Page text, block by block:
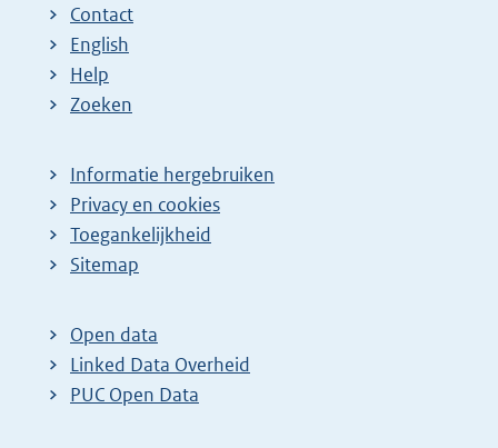
Contact
English
Help
Zoeken
Informatie hergebruiken
Privacy en cookies
Toegankelijkheid
Sitemap
Open data
Linked Data Overheid
PUC Open Data